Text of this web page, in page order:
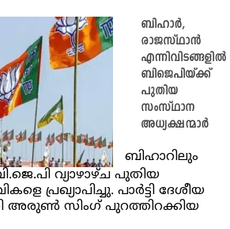
ബിഹാർ,
രാജസ്ഥാൻ
എന്നിവിടങ്ങളിൽ
ബിജെപിയ്ക്ക്
പുതിയ
സംസ്ഥാന
അധ്യക്ഷന്മാർ
ബിഹാറിലും
വ്യാഴാഴ്ച പുതിയ
പ്രഖ്യാപിച്ചു. പാർട്ടി ദേശീയ
അരുൺ സിംഗ് പുറത്തിറക്കിയ